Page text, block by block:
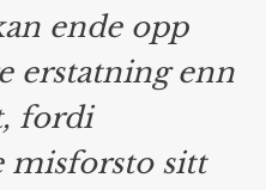
ende opp
erstatning enn
fordi
misforsto sitt